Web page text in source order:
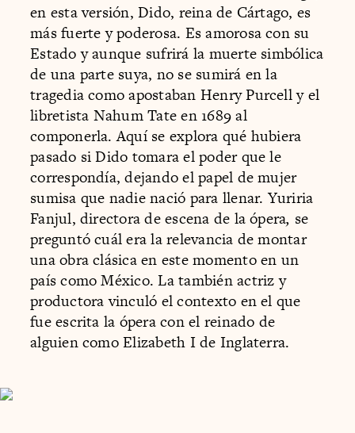
en esta versión, Dido, reina de Cártago, es
más fuerte y poderosa. Es amorosa con su
Estado y aunque sufrirá la muerte simbólica
de una parte suya, no se sumirá en la
tragedia como apostaban Henry Purcell y el
libretista Nahum Tate en 1689 al
componerla. Aquí se explora qué hubiera
pasado si Dido tomara el poder que le
correspondía, dejando el papel de mujer
sumisa que nadie nació para llenar. Yuriria
Fanjul, directora de escena de la ópera, se
preguntó cuál era la relevancia de montar
una obra clásica en este momento en un
país como México. La también actriz y
productora vinculó el contexto en el que
fue escrita la ópera con el reinado de
alguien como Elizabeth I de Inglaterra.